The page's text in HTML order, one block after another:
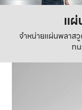
แ
จำหน่ายแผ่นพลาส
ท